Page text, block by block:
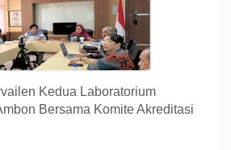
Kedua Laboratorium
Bersama Komite Akreditasi